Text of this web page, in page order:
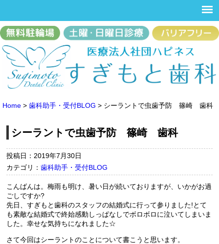
Home > 歯科助手・受付BLOG > シーラントで虫歯予防 篠崎 歯科
シーラントで虫歯予防 篠崎 歯科
投稿日：2019年7月30日
カテゴリ：歯科助手・受付BLOG
こんばんは。梅雨も明け、暑い日が続いておりますが、いかがお過
ごしですか?
先日、すぎもと歯科のスタッフの結婚式に行って参りました!とて
も素敵な結婚式で終始感動しっぱなしでボロボロに泣いてしまいま
した。幸せな気持ちになれました☆
さて今回はシーラントのことについて書こうと思います。